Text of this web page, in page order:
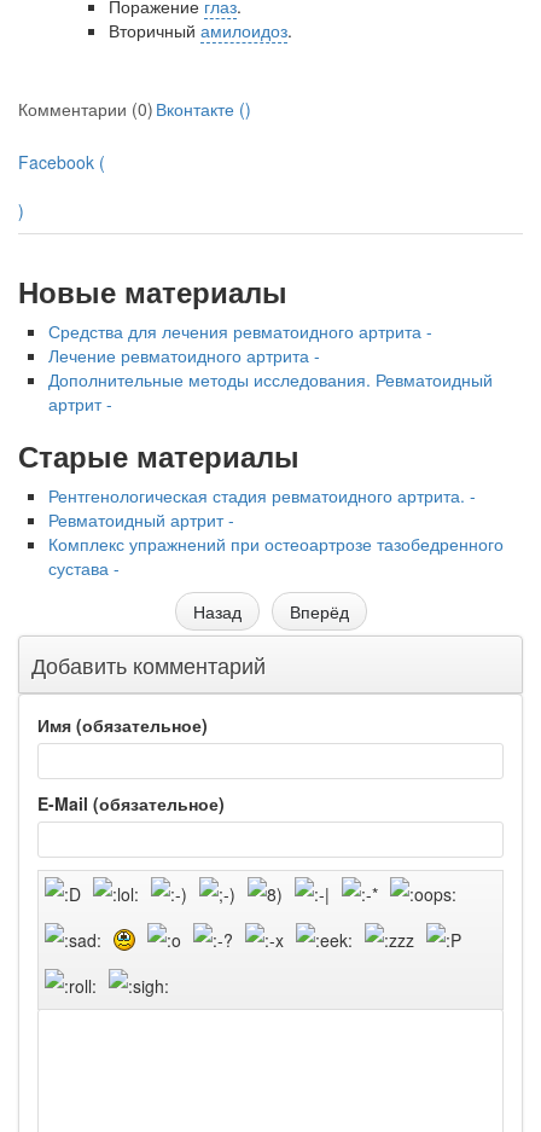
Поражение глаз.
Вторичный амилоидоз.
Комментарии (0) Вконтакте ()
Facebook (
)
Новые материалы
Средства для лечения ревматоидного артрита -
Лечение ревматоидного артрита -
Дополнительные методы исследования. Ревматоидный
артрит -
Старые материалы
Рентгенологическая стадия ревматоидного артрита. -
Ревматоидный артрит -
Комплекс упражнений при остеоартрозе тазобедренного
сустава -
Назад
Вперёд
Добавить комментарий
Имя (обязательное)
E-Mail (обязательное)